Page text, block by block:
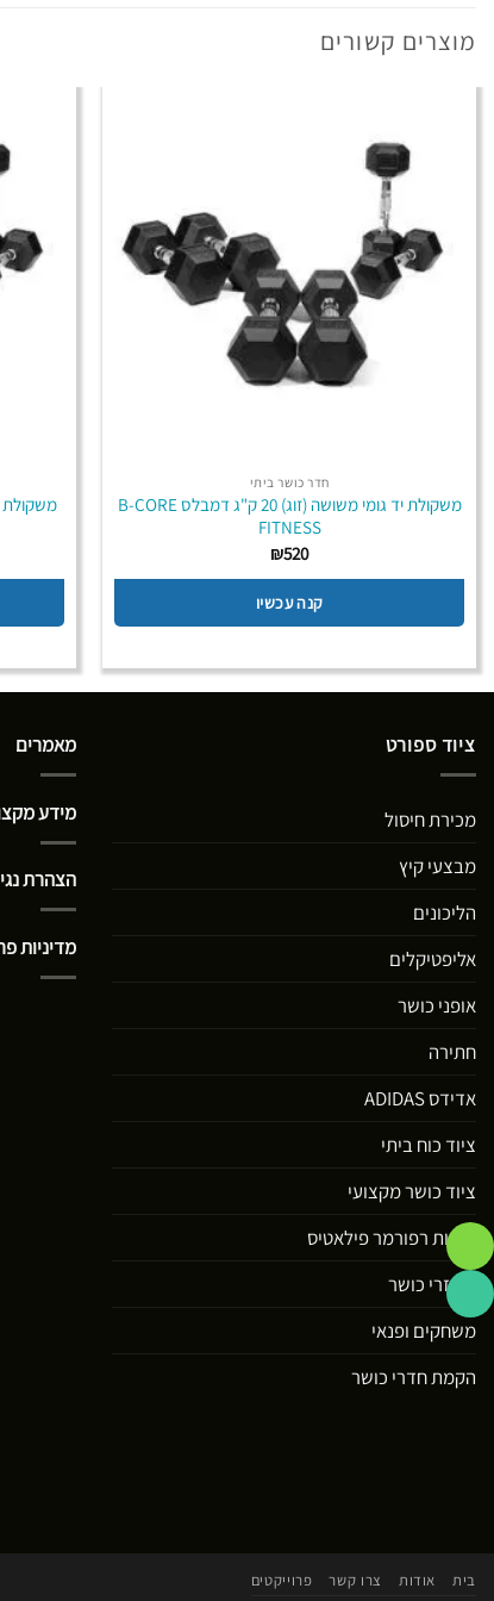
מוצרים קשורים
חדר כושר ביתי
משקולת יד גומי משושה (זוג) 20 ק"ג דמבלס B-CORE
FITNESS
₪520
קנה עכשיו
ציוד ספורט
מכירת חיסול
מבצעי קיץ
הליכונים
אליפטיקלים
אופני כושר
חתירה
אדידס ADIDAS
ציוד כוח ביתי
ציוד כושר מקצועי
מיטות רפורמר פילאטיס
אביזרי כושר
משחקים ופנאי
הקמת חדרי כושר
מאמרים
מידע
הצהרת
מדיניות
בית אודות צרו קשר פרוייקטים